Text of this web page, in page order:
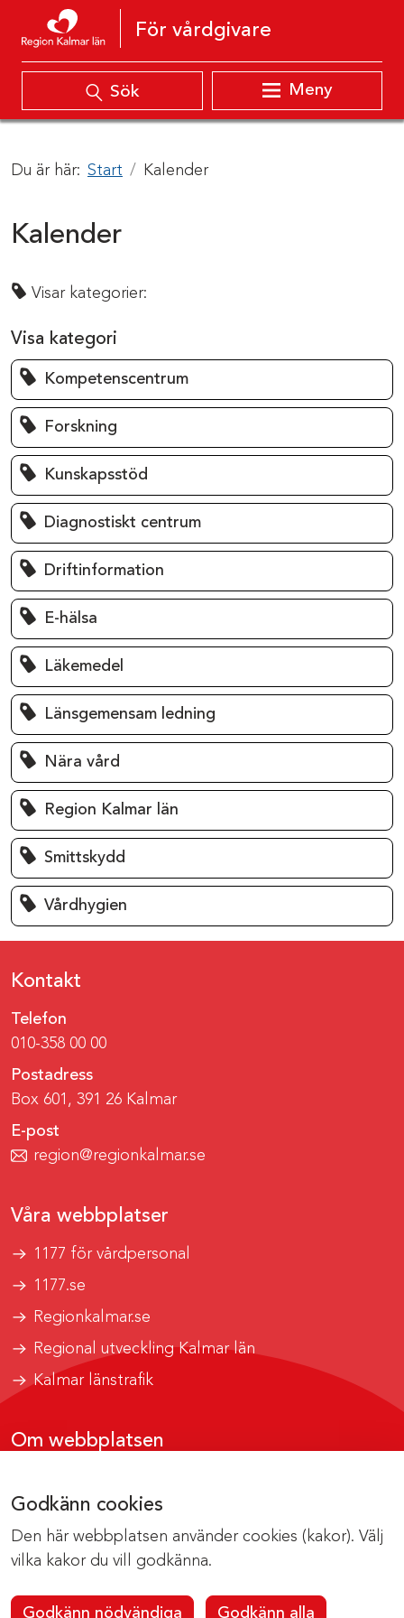
Godkänn cookies
Den här webbplatsen använder cookies (kakor). Välj
vilka kakor du vill godkänna.
Godkänn nödvändiga Godkänn alla
Hoppa till innehåll
För vårdgivare
Sök Meny
Du är här: Start Kalender
Kalender
Visar kategorier:
Visa kategori
Kompetenscentrum
Forskning
Kunskapsstöd
Diagnostiskt centrum
Driftinformation
E-hälsa
Läkemedel
Länsgemensam ledning
Nära vård
Region Kalmar län
Smittskydd
Vårdhygien
Kontakt
Telefon
010-358 00 00
Postadress
Box 601, 391 26 Kalmar
E-post
region@regionkalmar.se
Våra webbplatser
1177 för vårdpersonal
1177.se
Regionkalmar.se
Regional utveckling Kalmar län
Kalmar länstrafik
Om webbplatsen
Om cookies
Kontakta webbredaktionen